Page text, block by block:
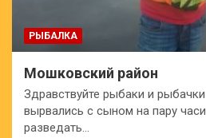
РЫБАЛКА
Мошковский район
Здравствуйте рыбаки и
вырвались с сыном на пару
разведать…